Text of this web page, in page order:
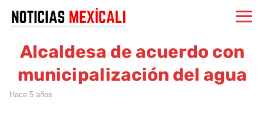
Alcaldesa de acuerdo con
municipalización del agua
hace 5 años